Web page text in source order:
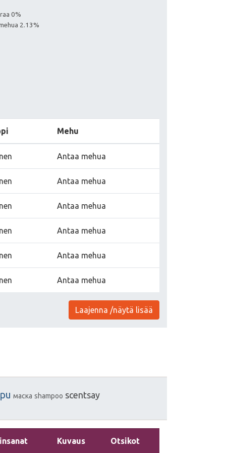
0%
2.13%
Mehu
Antaa mehua
Antaa mehua
Antaa mehua
Antaa mehua
Antaa mehua
Antaa mehua
Laajenna /näytä lisää
маска shampoo scentsay
Kuvaus Otsikot